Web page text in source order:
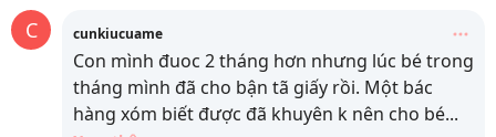
C cunkiucuame
Con mình đuoc 2 tháng hơn nhưng lúc bé trong
tháng mình đã cho bận tã giấy rồi. Một bác
hàng xóm biết được đã khuyên k nên cho bé...